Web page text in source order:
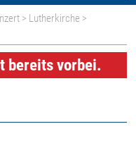
> Lutherkirche >
bereits vorbei.